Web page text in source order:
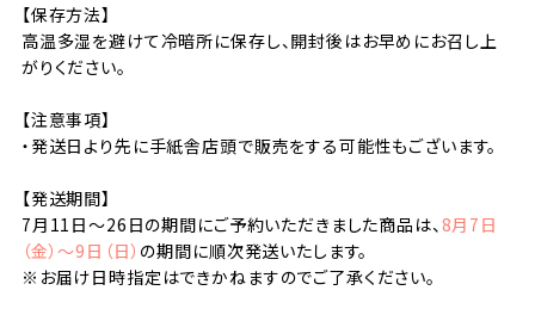
【保存方法】
高温多湿を避けて冷暗所に保存し、開封後はお早めにお召し上
がりください。
【注意事項】
・発送日より先に手紙舎店頭で販売をする可能性もございます。
【発送期間】
7月11日〜26日の期間にご予約いただきました商品は、 8月7日
（金）〜9日（日） の期間に順次発送いたします。
※お届け日時指定はできかねますのでご了承ください。